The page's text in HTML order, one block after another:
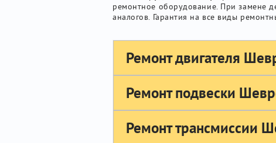
ремонтное оборудование. При замене
аналогов. Гарантия на все виды
Ремонт двигателя
Ремонт подвески
Ремонт трансмиссии